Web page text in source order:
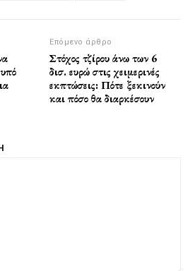
Επόμενο άρθρο
Στόχος τζίρου άνω των 6
δισ. ευρώ στις χειμερινές
εκπτώσεις: Πότε ξεκινούν
και πόσο θα διαρκέσουν